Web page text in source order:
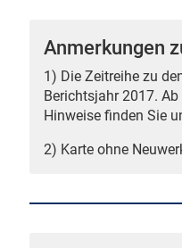
DienstAnmerkungen
1) Die Zeitreihe zu
Berichtsjahr 2017.
Hinweise finden Sie
2) Karte ohne